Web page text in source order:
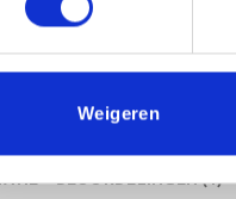
Weigeren